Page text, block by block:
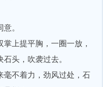
。
上提平胸，一圈一放，
头，吹袭过去。
不着力，劲风过处，石